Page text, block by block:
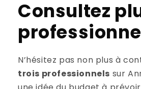
Consultez
N’hésitez pas non plus à
trois professionnels sur